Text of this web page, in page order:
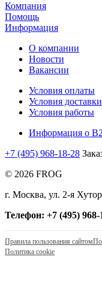
Компания
Помощь
Информация
О компании
Новости
Вакансии
Условия оплаты
Условия доставки
Условия работы
Информация о
+7 (495) 968-18-28
© 2026 FROG
г. Москва, ул. 2-я
Телефон: +7 (495) 968-
Правила пользования сайтом
Политика cookie